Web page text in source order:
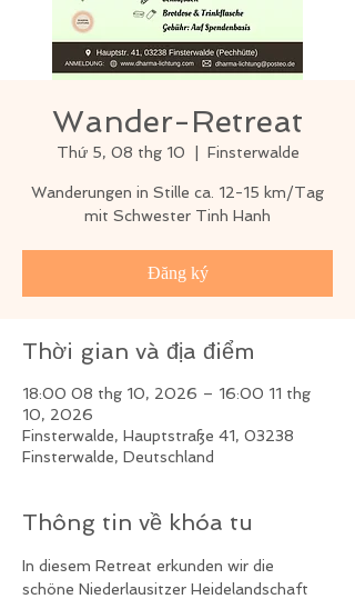
Wander-Retreat
Thứ 5, 08 thg 10 Finsterwalde
Wanderungen in Stille ca. 12-15 km/Tag
mit Schwester Tinh Hanh
Đăng ký
Thời gian và địa điểm
18:00 08 thg 10, 2026 – 16:00 11 thg
10, 2026
Finsterwalde, Hauptstraße 41, 03238
Finsterwalde, Deutschland
Thông tin về khóa tu
In diesem Retreat erkunden wir die
schöne Niederlausitzer Heidelandschaft